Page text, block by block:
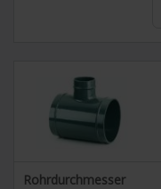
Rohrdurchmesser